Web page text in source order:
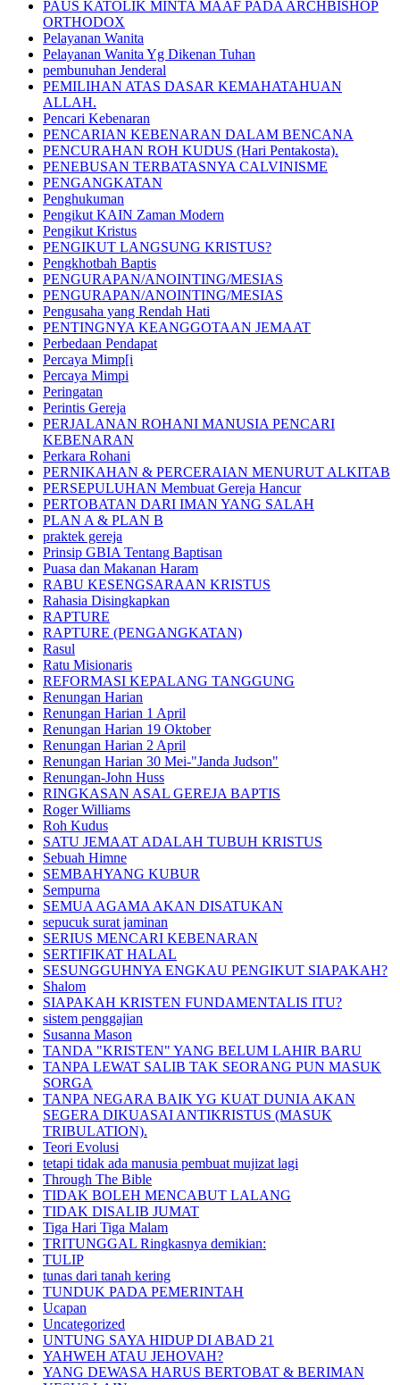
PAUS KATOLIK MINTA MAAF PADA ARCHBISHOP
ORTHODOX
Pelayanan Wanita
Pelayanan Wanita Yg Dikenan Tuhan
pembunuhan Jenderal
PEMILIHAN ATAS DASAR KEMAHATAHUAN
ALLAH.
Pencari Kebenaran
PENCARIAN KEBENARAN DALAM BENCANA
PENCURAHAN ROH KUDUS (Hari Pentakosta).
PENEBUSAN TERBATASNYA CALVINISME
PENGANGKATAN
Penghukuman
Pengikut KAIN Zaman Modern
Pengikut Kristus
PENGIKUT LANGSUNG KRISTUS?
Pengkhotbah Baptis
PENGURAPAN/ANOINTING/MESIAS
PENGURAPAN/ANOINTING/MESIAS
Pengusaha yang Rendah Hati
PENTINGNYA KEANGGOTAAN JEMAAT
Perbedaan Pendapat
Percaya Mimp[i
Percaya Mimpi
Peringatan
Perintis Gereja
PERJALANAN ROHANI MANUSIA PENCARI
KEBENARAN
Perkara Rohani
PERNIKAHAN & PERCERAIAN MENURUT ALKITAB
PERSEPULUHAN Membuat Gereja Hancur
PERTOBATAN DARI IMAN YANG SALAH
PLAN A & PLAN B
praktek gereja
Prinsip GBIA Tentang Baptisan
Puasa dan Makanan Haram
RABU KESENGSARAAN KRISTUS
Rahasia Disingkapkan
RAPTURE
RAPTURE (PENGANGKATAN)
Rasul
Ratu Misionaris
REFORMASI KEPALANG TANGGUNG
Renungan Harian
Renungan Harian 1 April
Renungan Harian 19 Oktober
Renungan Harian 2 April
Renungan Harian 30 Mei-"Janda Judson"
Renungan-John Huss
RINGKASAN ASAL GEREJA BAPTIS
Roger Williams
Roh Kudus
SATU JEMAAT ADALAH TUBUH KRISTUS
Sebuah Himne
SEMBAHYANG KUBUR
Sempurna
SEMUA AGAMA AKAN DISATUKAN
sepucuk surat jaminan
SERIUS MENCARI KEBENARAN
SERTIFIKAT HALAL
SESUNGGUHNYA ENGKAU PENGIKUT SIAPAKAH?
Shalom
SIAPAKAH KRISTEN FUNDAMENTALIS ITU?
sistem penggajian
Susanna Mason
TANDA "KRISTEN" YANG BELUM LAHIR BARU
TANPA LEWAT SALIB TAK SEORANG PUN MASUK
SORGA
TANPA NEGARA BAIK YG KUAT DUNIA AKAN
SEGERA DIKUASAI ANTIKRISTUS (MASUK
TRIBULATION).
Teori Evolusi
tetapi tidak ada manusia pembuat mujizat lagi
Through The Bible
TIDAK BOLEH MENCABUT LALANG
TIDAK DISALIB JUMAT
Tiga Hari Tiga Malam
TRITUNGGAL Ringkasnya demikian:
TULIP
tunas dari tanah kering
TUNDUK PADA PEMERINTAH
Ucapan
Uncategorized
UNTUNG SAYA HIDUP DI ABAD 21
YAHWEH ATAU JEHOVAH?
YANG DEWASA HARUS BERTOBAT & BERIMAN